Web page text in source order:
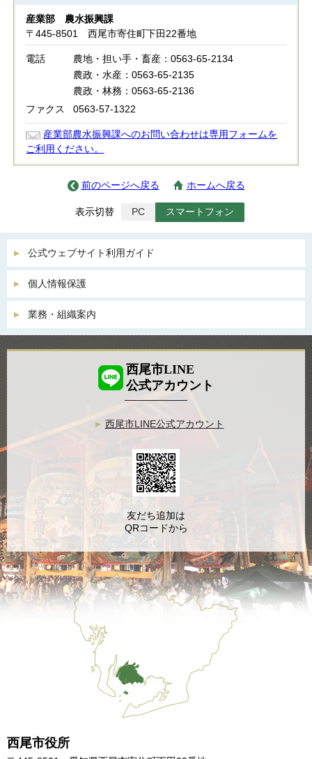
産業部 農水振興課
〒445-8501 西尾市寄住町下田22番地
電話
農地・担い手・畜産：0563-65-2134
農政・水産：0563-65-2135
農政・林務：0563-65-2136
ファクス
0563-57-1322
産業部農水振興課へのお問い合わせは専用フォームを
ご利用ください。
前のページへ戻る ホームへ戻る
表示切替 PC スマートフォン
公式ウェブサイト利用ガイド
個人情報保護
業務・組織案内
西尾市役所
西尾市LINE
公式アカウント
西尾市LINE公式アカウント
友だち追加は
QRコードから